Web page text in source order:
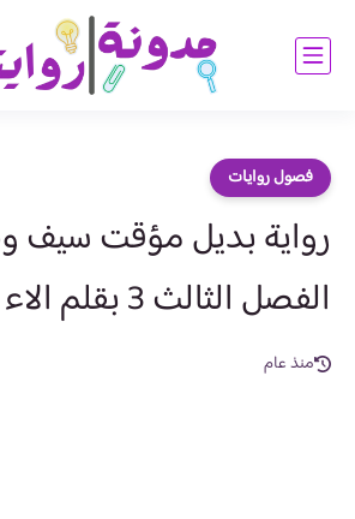
فصول روايات
رواية بديل مؤقت سيف
الفصل الثالث 3 بقلم الاء محمد
منذ عام